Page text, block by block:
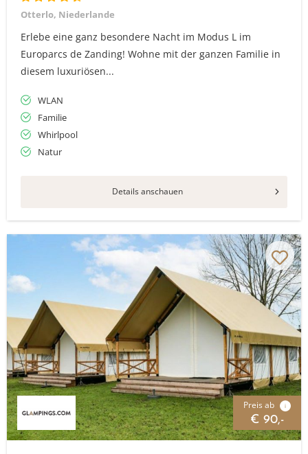
Otterlo, Niederlande
Erlebe eine ganz besondere Nacht im Modus L im
Europarcs de Zanding! Wohne mit der ganzen Familie in
diesem luxuriösen...
WLAN
Familie
Whirlpool
Natur
Details anschauen
Preis ab i
€ 90,-
Vielen Dank für das Abonnieren unseres Newsletters.